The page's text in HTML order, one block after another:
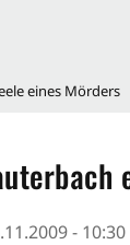
eines Mörders
-